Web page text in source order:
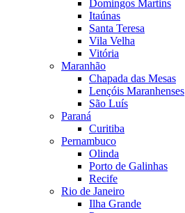
Domingos Martins
Itaúnas
Santa Teresa
Vila Velha
Vitória
Maranhão
Chapada das Mesas
Lençóis Maranhenses
São Luís
Paraná
Curitiba
Pernambuco
Olinda
Porto de Galinhas
Recife
Rio de Janeiro
Ilha Grande